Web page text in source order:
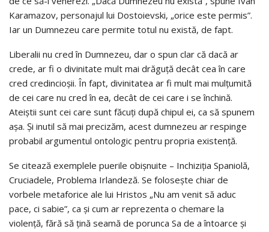
Karamazov, personajul lui Dostoievski, „orice este permis”.
Iar un Dumnezeu care permite totul nu există, de fapt.
Liberalii nu cred în Dumnezeu, dar o spun clar că dacă ar
crede, ar fi o divinitate mult mai drăguță decât cea în care
cred credincioșii. În fapt, divinitatea ar fi mult mai mulțumită
de cei care nu cred în ea, decât de cei care i se închină.
Ateiștii sunt cei care sunt făcuți după chipul ei, ca să spunem
așa. Și inutil să mai precizăm, acest dumnezeu ar respinge
probabil argumentul ontologic pentru propria existență.
Se citează exemplele puerile obișnuite – Inchiziția Spaniolă,
Cruciadele, Problema Irlandeză. Se folosește chiar de
vorbele metaforice ale lui Hristos „Nu am venit să aduc
pace, ci sabie”, ca și cum ar reprezenta o chemare la
violență, fără să țină seamă de porunca Sa de a întoarce și